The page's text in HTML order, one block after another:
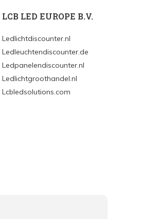
LCB LED EUROPE B.V.
Ledlichtdiscounter.nl
Ledleuchtendiscounter.de
Ledpanelendiscounter.nl
Ledlichtgroothandel.nl
Lcbledsolutions.com